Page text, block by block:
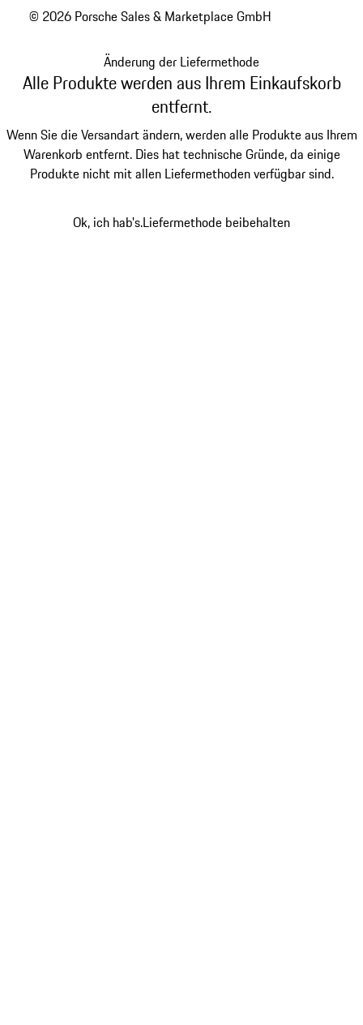
© 2026 Porsche Sales & Marketplace GmbH
Änderung der Liefermethode
Alle Produkte werden aus Ihrem Einkaufskorb
entfernt.
Wenn Sie die Versandart ändern, werden alle Produkte aus Ihrem
Warenkorb entfernt. Dies hat technische Gründe, da einige
Produkte nicht mit allen Liefermethoden verfügbar sind.
Ok, ich hab's.Liefermethode beibehalten